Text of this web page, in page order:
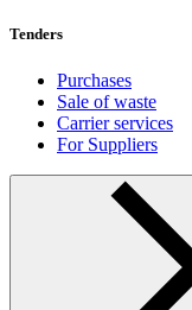
Tenders
Purchases
Sale of waste
Carrier services
For Suppliers